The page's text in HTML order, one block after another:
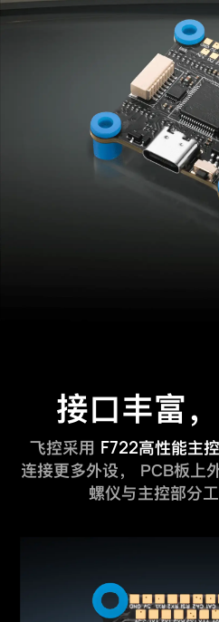
接口丰富
飞控采用 F722高性能主控
连接更多外设，
PCB板上
螺仪与主控部分